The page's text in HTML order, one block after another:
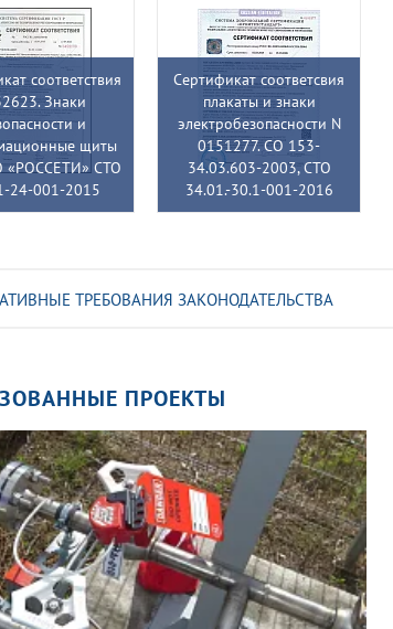
соответствия
Знаки
и
щиты
«РОССЕТИ» СТО
24-001-2015
Сертификат соответсвия
плакаты и знаки
электробезопасности N
0151277. СО 153-
34.03.603-2003, СТО
34.01.-30.1-001-2016
ТРЕБОВАНИЯ ЗАКОНОДАТЕЛЬСТВА
ПРОЕКТЫ